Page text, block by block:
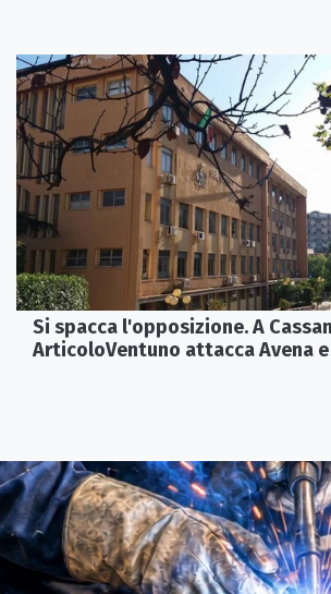
Si spacca l'opposizione. A
ArticoloVentuno attacca Avena